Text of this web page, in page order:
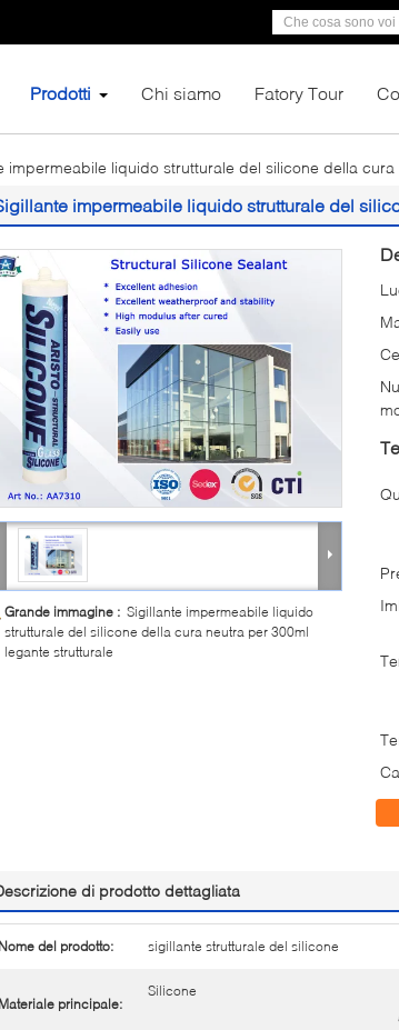
Prodotti Chi siamo Fatory Tour
impermeabile liquido strutturale del silicone della
impermeabile liquido strutturale del
Grande immagine : Sigillante impermeabile liquido
strutturale del silicone della cura neutra per 300ml
legante strutturale
di prodotto dettagliata
del prodotto: sigillante strutturale del silicone
principale:
Silicone